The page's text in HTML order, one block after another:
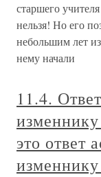
старшего
нельзя! Но его
небольшим лет
нему начали
11.4.
это ответ